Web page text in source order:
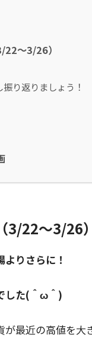
22～3/26）
り返りましょう！
3/22～3/26）
りさらに！
した(＾ω＾)
最近の高値を大